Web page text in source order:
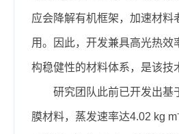
应会降解有机框架，加速材料
用。因此，开发兼具高光热效
构稳健性的材料体系，是该技
研究团队此前已开发出基
膜材料，蒸发速率达4.02 kg m